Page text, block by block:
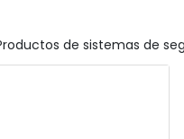
de sistemas de